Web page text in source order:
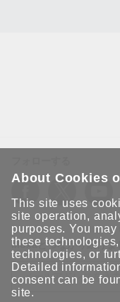
Moxaとつながり続けま
About Cookies
This site uses
site operation,
purposes. You
these
technologies, or
Detailed
consent can be
site.